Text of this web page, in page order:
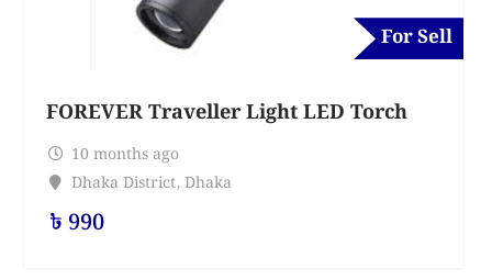
For Sell
FOREVER Traveller Light LED Torch
10 months ago
Dhaka District, Dhaka
৳ 990